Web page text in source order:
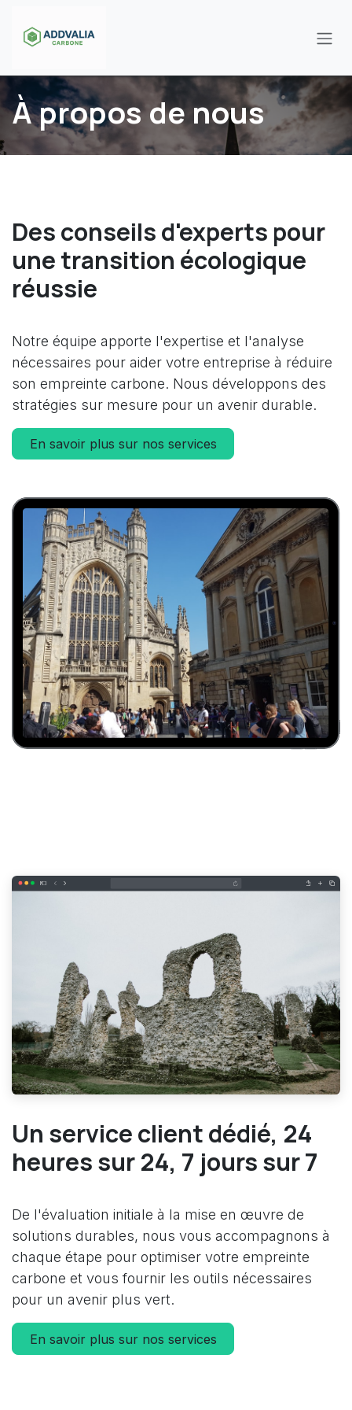
À propos de nous
Des conseils d'experts pour
une transition écologique
réussie
Notre équipe apporte l'expertise et l'analyse
nécessaires pour aider votre entreprise à réduire
son empreinte carbone. Nous développons des
stratégies sur mesure pour un avenir durable.
En savoir plus sur nos services
Un service client dédié, 24
heures sur 24, 7 jours sur 7
De l'évaluation initiale à la mise en œuvre de
solutions durables, nous vous accompagnons à
chaque étape pour optimiser votre empreinte
carbone et vous fournir les outils nécessaires
pour un avenir plus vert.
En savoir plus sur nos services